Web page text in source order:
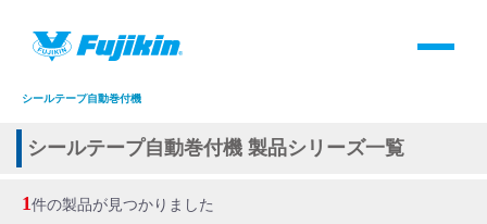
バルブ・継手・システムを探す
シールテープ自動巻付機
シールテープ自動巻付機 製品シリーズ一覧
1件の製品が見つかりました